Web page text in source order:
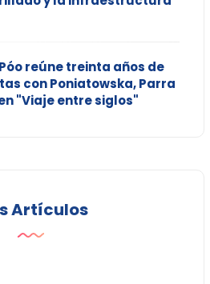
reúne treinta años de
con Poniatowska, Parra
"Viaje entre siglos"
Artículos